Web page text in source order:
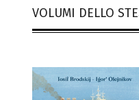
VOLUMI DELLO